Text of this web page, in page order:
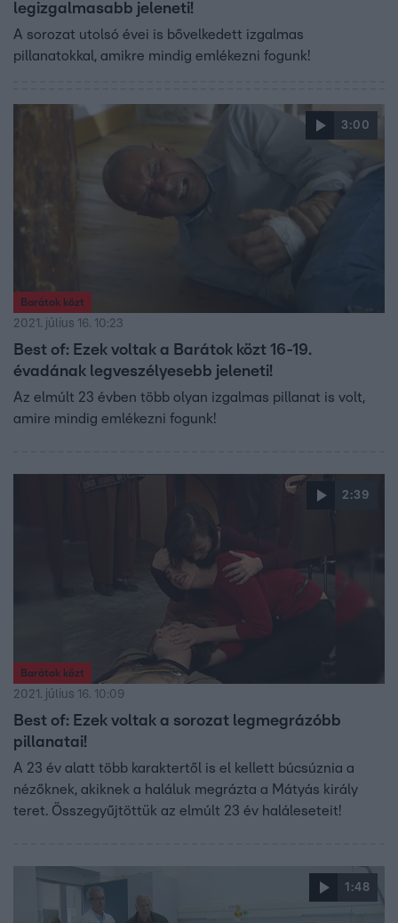
legizgalmasabb jeleneti!
A sorozat utolsó évei is bővelkedett izgalmas
pillanatokkal, amikre mindig emlékezni fogunk!
3:00
Barátok közt
2021. július 16. 10:23
Best of: Ezek voltak a Barátok közt 16-19.
évadának legveszélyesebb jeleneti!
Az elmúlt 23 évben több olyan izgalmas pillanat is volt,
amire mindig emlékezni fogunk!
2:39
Barátok közt
2021. július 16. 10:09
Best of: Ezek voltak a sorozat legmegrázóbb
pillanatai!
A 23 év alatt több karaktertől is el kellett búcsúznia a
nézőknek, akiknek a haláluk megrázta a Mátyás király
teret. Összegyűjtöttük az elmúlt 23 év haláleseteit!
1:48